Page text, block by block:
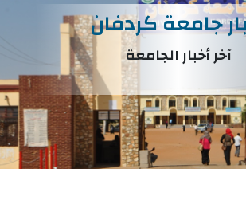
جامعة كردفان
آخر أخبار الجامعة